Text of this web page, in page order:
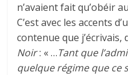
n’avaient fait qu’obéir
C’est avec les accents
contenue que j’écrivais,
Noir: « …Tant que
quelque régime que ce